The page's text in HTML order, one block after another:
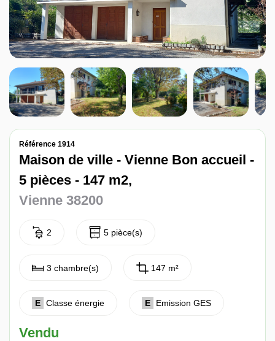
Partenaires
Nos avis
Contact
Référence 1914
Maison de ville - Vienne Bon accueil -
5 pièces - 147 m2,
Vienne 38200
2 5 pièce(s)
3 chambre(s) 147 m²
E Classe énergie E Emission GES
Vendu